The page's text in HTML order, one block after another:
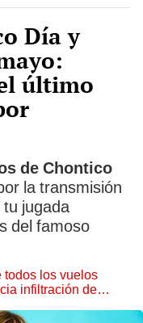
Día y
último
de Chontico
la transmisión
tu jugada
del famoso
todos los vuelos
infiltración de